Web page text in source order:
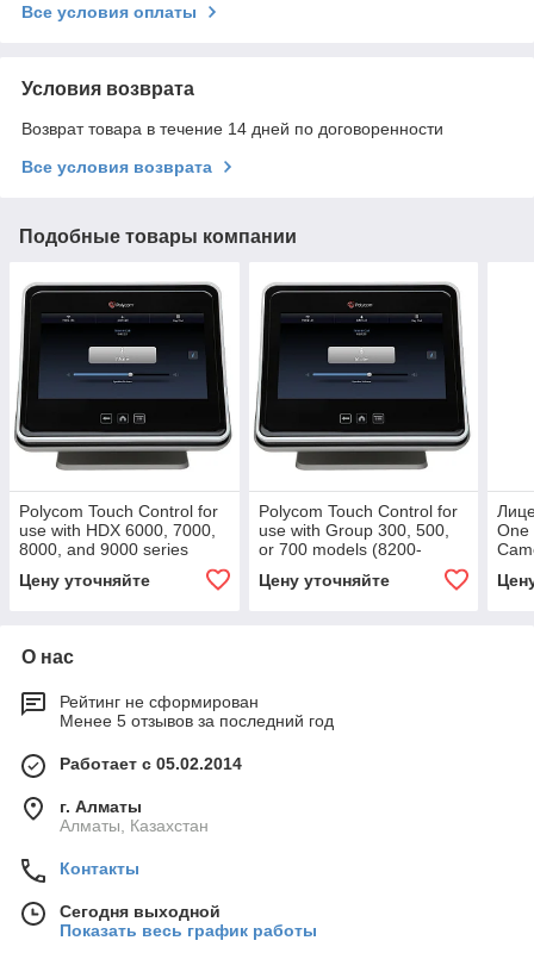
Все условия оплаты
Условия возврата
Возврат товара в течение 14 дней по договоренности
Все условия возврата
Подобные товары компании
Polycom Touch Control for
use with HDX 6000, 7000,
8000, and 9000 series
Цену уточняйте
Polycom Touch Control for
use with Group 300, 500,
or 700 models (8200-
Цену уточняйте
One
О нас
Рейтинг не сформирован
Менее 5 отзывов за последний год
Работает с 05.02.2014
г. Алматы
Алматы, Казахстан
Контакты
Сегодня выходной
Показать весь график работы